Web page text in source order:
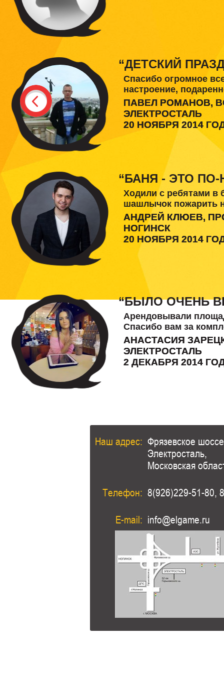
“ДЕТСКИЙ
Спасибо огромное
настроение,
ПАВЕЛ РОМАНОВ,
ЭЛЕКТРОСТАЛЬ
20 НОЯБРЯ 2014
“БАНЯ - ЭТО
Ходили с ребятами в
шашлычок пожарить
АНДРЕЙ КЛЮЕВ,
НОГИНСК
20 НОЯБРЯ 2014
“БЫЛО ОЧЕНЬ
Арендовывали
Спасибо вам за
АНАСТАСИЯ
ЭЛЕКТРОСТАЛЬ
2 ДЕКАБРЯ 2014
Наш адрес: Фрязевское
Электросталь,
Московская
Телефон: 8(926)229-51-80,
E-mail: info@elgame.ru